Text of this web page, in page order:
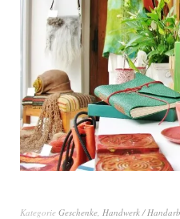
Kategorie Geschenke Handwerk /